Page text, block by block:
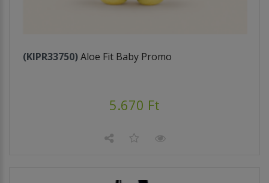
(KIPR33750)Aloe Fit Baby Promo
5.670 Ft